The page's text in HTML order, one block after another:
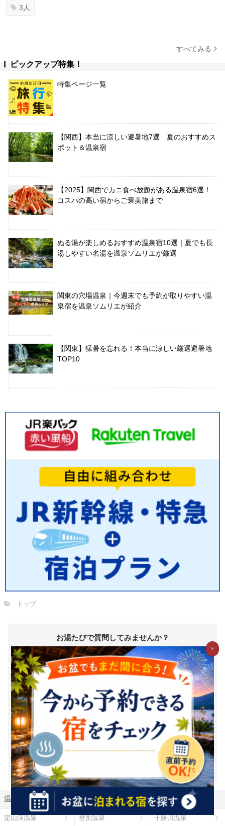
3人
すべてみる
ピックアップ特集！
特集ページ一覧
【関西】本当に涼しい避暑地7選 夏のおすすめス
ポット＆温泉宿
【2025】関西でカニ食べ放題がある温泉宿6選！
コスパの高い宿からご褒美旅まで
ぬる湯が楽しめるおすすめ温泉宿10選｜夏でも長
湯しやすい名湯を温泉ソムリエが厳選
関東の穴場温泉｜今週末でも予約が取りやすい温
泉宿を温泉ソムリエが紹介
【関東】猛暑を忘れる！本当に涼しい厳選避暑地
TOP10
トップ
お湯たびで質問してみませんか？
お湯たびは、みんなが選んだホテルを検索できるホテル予約サイ
トです。質問/回答機能で相互アドバイスをすれば、マイル・電子
マネーに交換できるＧポイント(1Ｇポイント＝1円相当)がどんど
んたまる！
新規登録（無料）はこちら
※1Ｇ＝1円相当は、Ｇポイントの価値の目安となります。ポイント
交換時には、原則として交換手数料が発生します。（一部の交換パ
ートナーを除く）また、交換レートや最低交換数量がパートナーご
とに設定されているため、実質的には1円相当を下回ります。（一部
下回らない場合もございます）詳細は各パートナー毎の交換詳細ペ
ージをご確認ください。
温泉地から探す
定山渓温泉 登別温泉 十勝川温泉
×